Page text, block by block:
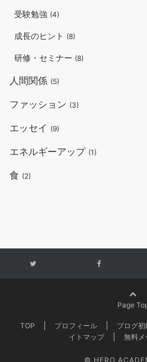
受験勉強 (4)
成長のヒント (8)
研修・セミナー (8)
人間関係 (5)
ファッション (3)
エッセイ (9)
エネルギーアップ (1)
食 (2)
Page
TOP プロフィール ブログ
イトマップ
無料メ
© HERO